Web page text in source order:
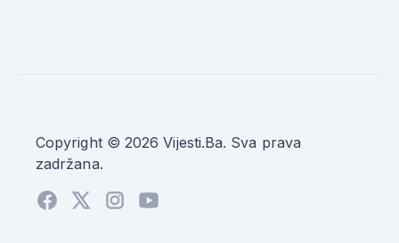
Copyright © 2026 Vijesti.Ba. Sva prava
zadržana.